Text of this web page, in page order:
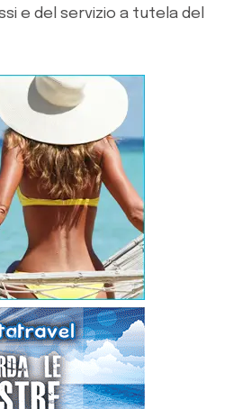
e del servizio a tutela del